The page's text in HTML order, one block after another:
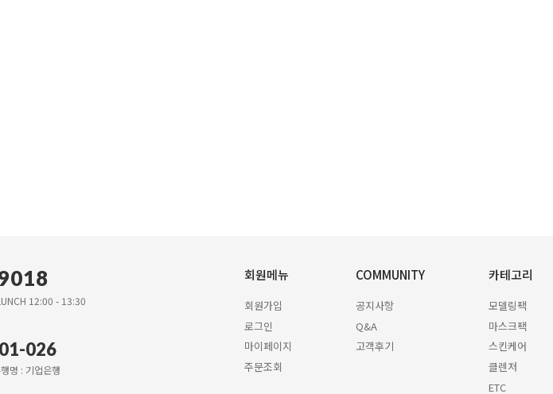
12:00 - 13:30
026
명 : 기업은행
회원메뉴
회원가입
로그인
마이페이지
주문조회
COMMUNITY
공지사항
Q&A
고객후기
카테고리
모델링팩
마스크팩
스킨케어
클렌저
ETC